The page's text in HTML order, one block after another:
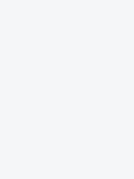
Vár
a Hadtörténeti Múzeum előtt.